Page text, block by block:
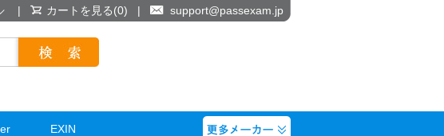
EXIN
| カートを見る(0) | support@passexam.jp